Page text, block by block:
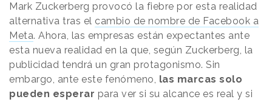
Mark Zuckerberg provocó la fiebre por esta realidad
alternativa tras el cambio de nombre de Facebook a
Meta. Ahora, las empresas están expectantes ante
esta nueva realidad en la que, según Zuckerberg, la
publicidad tendrá un gran protagonismo. Sin
embargo, ante este fenómeno, las marcas solo
pueden esperar para ver si su alcance es real y si